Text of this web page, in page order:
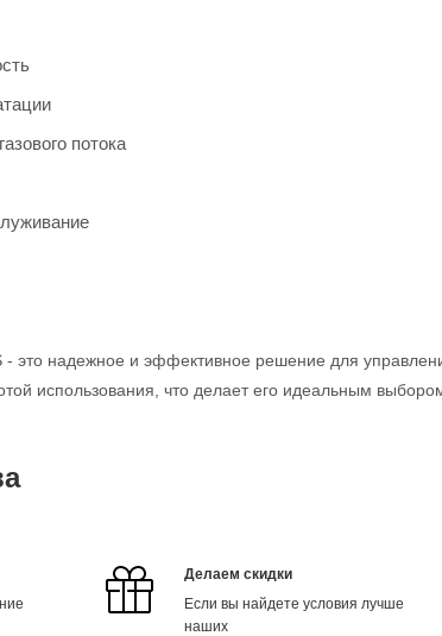
потока
- это надежное и эффективное решение для
использования, что делает его идеальным
Делаем скидки
Если вы найдете условия лучше
наших